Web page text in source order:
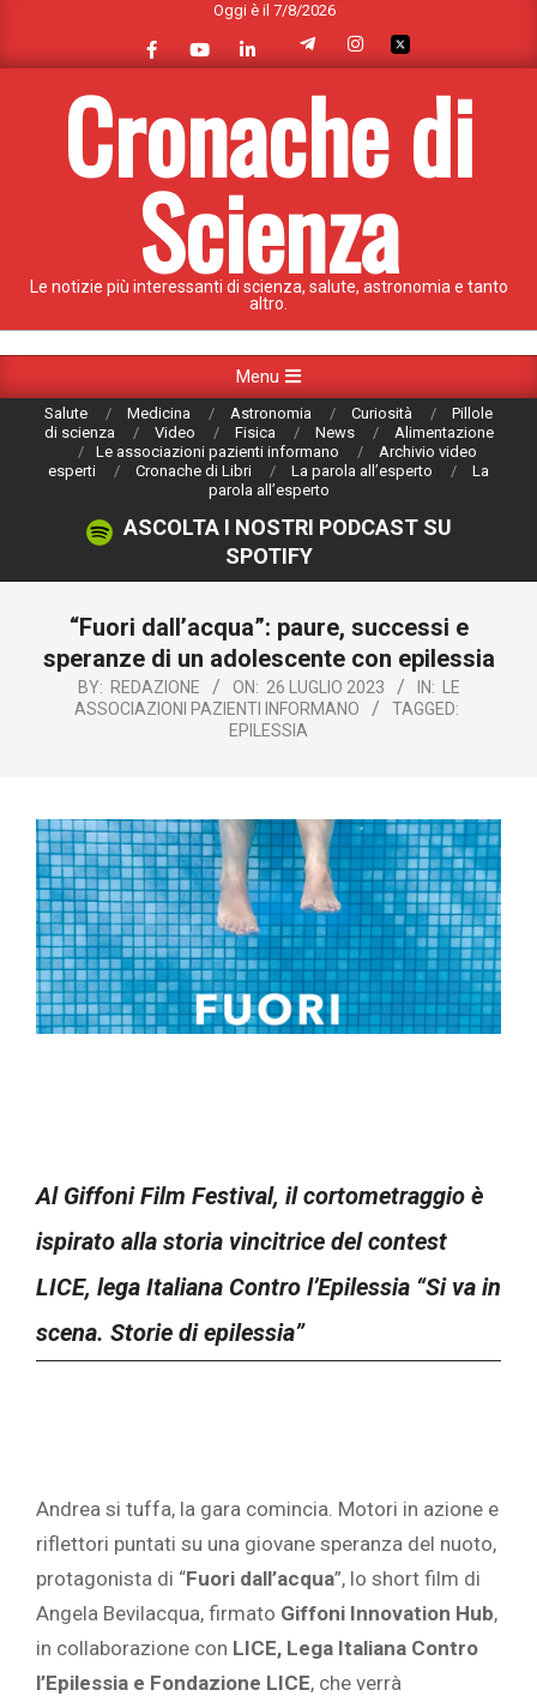
content
Oggi è il 7/8/2026
Cronache di
Scienza
Le notizie più interessanti di scienza, salute, astronomia e tanto
altro.
Navigation
Menu
Salute Medicina Astronomia Curiosità
Pillole
di scienza
Video Fisica News
Alimentazione
Le associazioni pazienti informano
Archivio video
esperti
Cronache di Libri La parola all’esperto
La
parola all’esperto
ASCOLTA I NOSTRI PODCAST SU
SPOTIFY
“Fuori dall’acqua”: paure, successi e
speranze di un adolescente con epilessia
BY: REDAZIONE ON: 26 LUGLIO 2023 IN: LE
ASSOCIAZIONI PAZIENTI INFORMANO
TAGGED:
EPILESSIA
Al Giffoni Film Festival, il cortometraggio è
ispirato alla storia vincitrice del contest
LICE, lega Italiana Contro l’Epilessia “Si va in
scena. Storie di epilessia”
Andrea si tuffa, la gara comincia. Motori in azione e
riflettori puntati su una giovane speranza del nuoto,
protagonista di “Fuori dall’acqua”, lo short film di
Angela Bevilacqua, firmato Giffoni Innovation Hub,
in collaborazione con LICE, Lega Italiana Contro
l’Epilessia e Fondazione LICE, che verrà